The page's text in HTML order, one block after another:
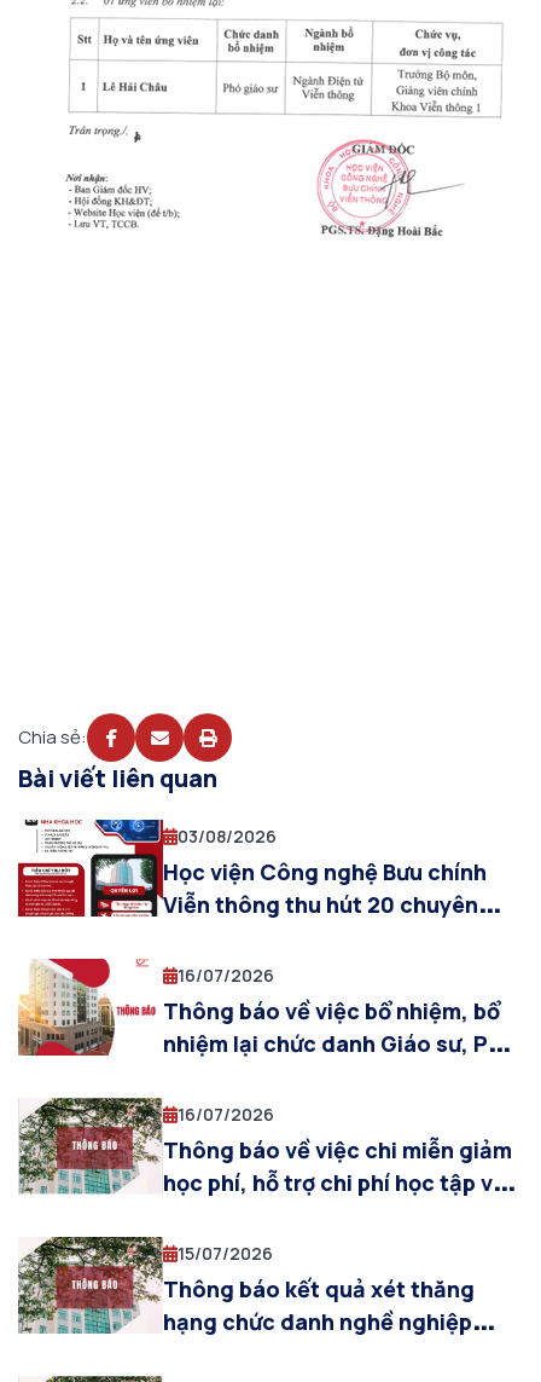
Chia sẻ:
Bài viết liên quan
03/08/2026
Học viện Công nghệ Bưu chính
Viễn thông thu hút 20 chuyên
các lĩnh vực công nghệ mũi nhọn
16/07/2026
Thông báo về việc bổ nhiệm, bổ
nhiệm lại chức danh Giáo sư, Phó
16/07/2026
Thông báo về việc chi miễn giảm
học phí, hỗ trợ chi phí học tập và
2025-2026 cho sinh viên hệ đại
học chính quy của Học viện
15/07/2026
Thông báo kết quả xét thăng
hạng chức danh nghề nghiệp